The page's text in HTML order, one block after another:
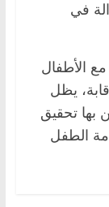
في
الأطفال
يظل
بها تحقيق
الطفل